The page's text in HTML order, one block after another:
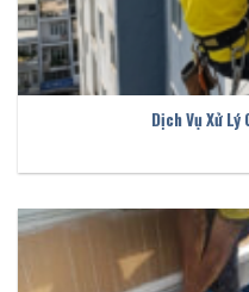
Dịch Vụ Xử Lý